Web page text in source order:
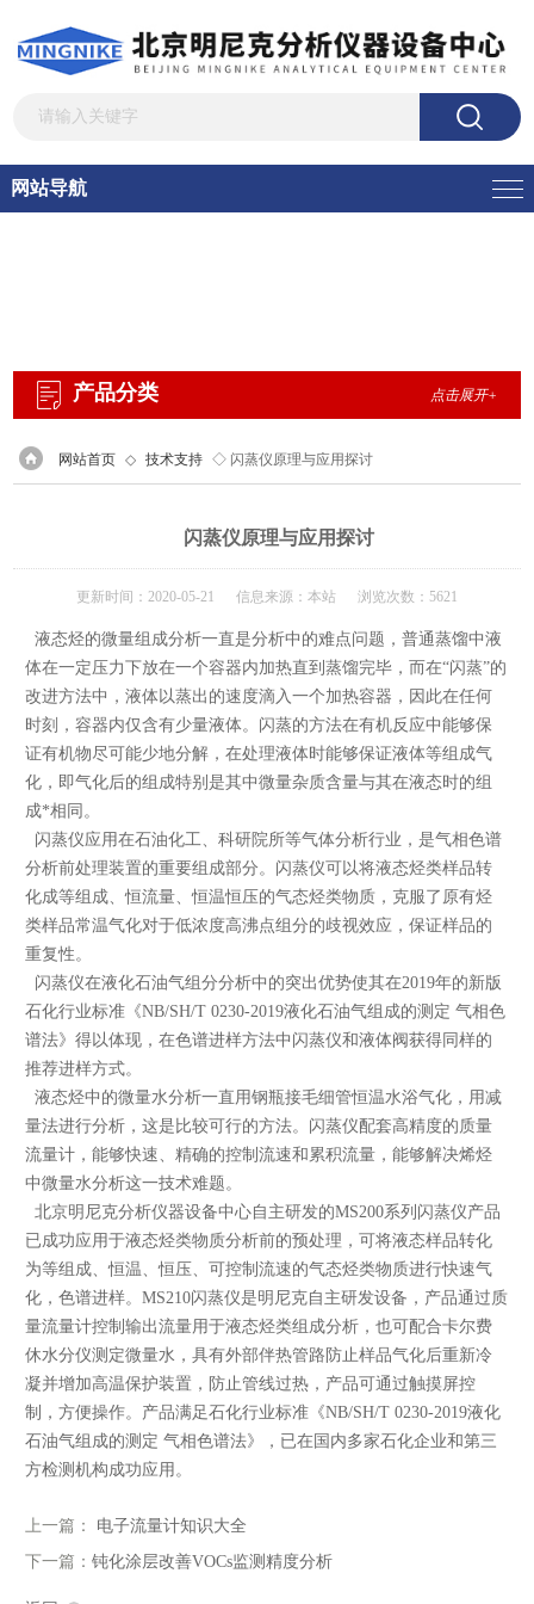
网站导航
产品分类 点击展开+
网站首页 ◇ 技术支持 ◇ 闪蒸仪原理与应用探讨
闪蒸仪原理与应用探讨
更新时间：2020-05-21 信息来源：本站 浏览次数：5621
液态烃的微量组成分析一直是分析中的难点问题，普通蒸馏中液
体在一定压力下放在一个容器内加热直到蒸馏完毕，而在“闪蒸”的
改进方法中，液体以蒸出的速度滴入一个加热容器，因此在任何
时刻，容器内仅含有少量液体。闪蒸的方法在有机反应中能够保
证有机物尽可能少地分解，在处理液体时能够保证液体等组成气
化，即气化后的组成特别是其中微量杂质含量与其在液态时的组
成*相同。
闪蒸仪应用在石油化工、科研院所等气体分析行业，是气相色谱
分析前处理装置的重要组成部分。闪蒸仪可以将液态烃类样品转
化成等组成、恒流量、恒温恒压的气态烃类物质，克服了原有烃
类样品常温气化对于低浓度高沸点组分的歧视效应，保证样品的
重复性。
闪蒸仪在液化石油气组分分析中的突出优势使其在2019年的新版
石化行业标准《NB/SH/T 0230-2019液化石油气组成的测定 气相色
谱法》得以体现，在色谱进样方法中闪蒸仪和液体阀获得同样的
推荐进样方式。
液态烃中的微量水分析一直用钢瓶接毛细管恒温水浴气化，用减
量法进行分析，这是比较可行的方法。闪蒸仪配套高精度的质量
流量计，能够快速、精确的控制流速和累积流量，能够解决烯烃
中微量水分析这一技术难题。
北京明尼克分析仪器设备中心自主研发的MS200系列闪蒸仪产品
已成功应用于液态烃类物质分析前的预处理，可将液态样品转化
为等组成、恒温、恒压、可控制流速的气态烃类物质进行快速气
化，色谱进样。MS210闪蒸仪是明尼克自主研发设备，产品通过质
量流量计控制输出流量用于液态烃类组成分析，也可配合卡尔费
休水分仪测定微量水，具有外部伴热管路防止样品气化后重新冷
凝并增加高温保护装置，防止管线过热，产品可通过触摸屏控
制，方便操作。产品满足石化行业标准《NB/SH/T 0230-2019液化
石油气组成的测定 气相色谱法》，已在国内多家石化企业和第三
方检测机构成功应用。
上一篇： 电子流量计知识大全
下一篇：钝化涂层改善VOCs监测精度分析